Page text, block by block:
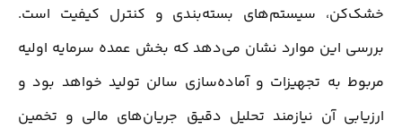
خشک‌کن، سیستم‌های بسته‌بندی و کنترل کیفیت است.
بررسی این موارد نشان می‌دهد که بخش عمده سرمایه اولیه
مربوط به تجهیزات و آماده‌سازی سالن تولید خواهد بود و
ارزیابی آن نیازمند تحلیل دقیق جریان‌های مالی و تخمین